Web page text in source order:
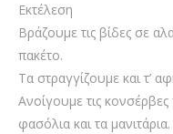
Εκτέλεση
Βράζουμε τις βίδες σε
πακέτο.
Τα στραγγίζουμε και τ’
Ανοίγουμε τις
φασόλια και τα μανιτάρια.